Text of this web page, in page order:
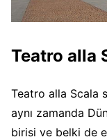
Teatro alla
Teatro alla Scala
aynı zamanda
birisi ve belki de